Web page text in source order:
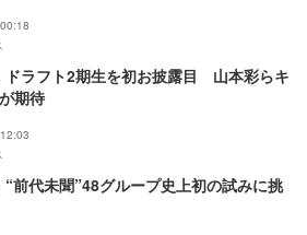
ドラフト2期生を初お披露目 山本彩らキ
期待
“前代未聞”48グループ史上初の試みに挑